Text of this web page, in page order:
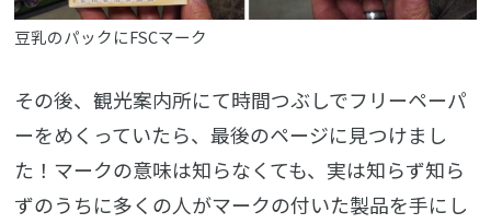
豆乳のパックにFSCマーク
その後、観光案内所にて時間つぶしでフリーペーパ
ーをめくっていたら、最後のページに見つけまし
た！マークの意味は知らなくても、実は知らず知ら
ずのうちに多くの人がマークの付いた製品を手にし